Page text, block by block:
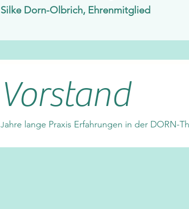
Silke Dorn-Olbrich, Ehrenmitglied
Vorstand
Jahre lange Praxis Erfahrungen in der DORN-